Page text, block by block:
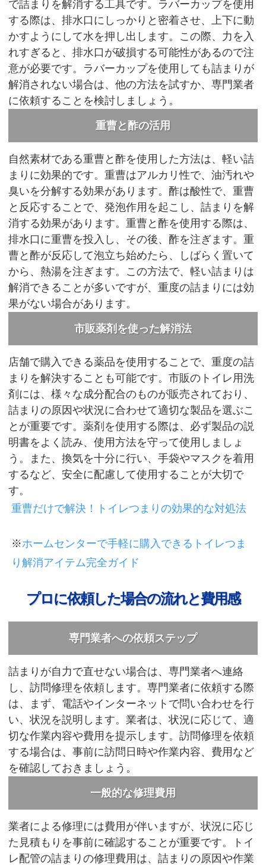
で詰まりを解消する工具です。ラバーカップを使用
する際は、排水口にしっかりと密着させ、上下に動
かすようにして水を押し出します。この際、力を入
れすぎると、排水口が破損する可能性があるので注
意が必要です。ラバーカップを使用しても詰まりが
解消されない場合は、他の方法を試すか、専門業者
に依頼することを検討しましょう。
重曹と酢の活用
自然素材である重曹と酢を使用した方法は、軽い詰
まりに効果的です。重曹はアルカリ性で、油汚れや
臭いを分解する効果があります。酢は酸性で、重曹
と反応することで、発泡作用を起こし、詰まりを解
消する効果があります。重曹と酢を使用する際は、
排水口に重曹を投入し、その後、酢を注ぎます。重
曹と酢が反応して泡立ち始めたら、しばらく置いて
から、熱湯を注ぎます。この方法で、軽い詰まりは
解消できることが多いですが、重度の詰まりには効
果がない場合があります。
市販薬剤を使った解消法
店舗で購入できる薬品を使用することで、重度の詰
まりを解決することも可能です。市販のトイレ用洗
剤には、様々な成分配合のものが販売されており、
詰まりの原因や状況に合わせて適切な製品を選ぶこ
とが重要です。薬剤を使用する際は、必ず製品の説
明書をよく読み、使用方法を守って使用しましょ
う。また、換気を十分に行い、手袋やマスクを着用
するなど、安全に配慮して使用することが大切で
す。
重曹だけで解決！トイレつまりの効果的な対処法
※ホームセンターで手軽に購入できるトイレつま
り解消アイテム完全ガイド
プロに依頼した場合の流れと費用感
専門業者への依頼ステップ
詰まりが自力で直せない場合は、専門業者へ連絡
し、訪問修理を依頼します。専門業者に依頼する際
は、まず、電話やインターネットで問い合わせを行
い、状況を説明します。業者は、状況に応じて、適
切な作業内容や費用を提示します。訪問修理を依頼
する場合は、事前に訪問日時や作業内容、費用など
を確認しておきましょう。
一般的な修理費用
業者による修理には費用が伴いますが、状況に応じ
た見積もりを事前に確認することが重要です。トイ
レ配管の詰まりの修理費用は、詰まりの原因や作業